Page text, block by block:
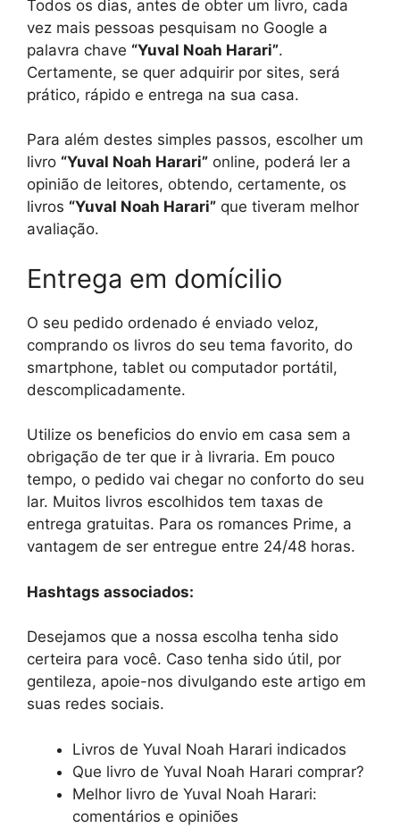
Todos os dias, antes de obter um livro, cada
vez mais pessoas pesquisam no Google a
palavra chave “Yuval Noah Harari”.
Certamente, se quer adquirir por sites, será
prático, rápido e entrega na sua casa.
Para além destes simples passos, escolher um
livro “Yuval Noah Harari” online, poderá ler a
opinião de leitores, obtendo, certamente, os
livros “Yuval Noah Harari” que tiveram melhor
avaliação.
Entrega em domícilio
O seu pedido ordenado é enviado veloz,
comprando os livros do seu tema favorito, do
smartphone, tablet ou computador portátil,
descomplicadamente.
Utilize os beneficios do envio em casa sem a
obrigação de ter que ir à livraria. Em pouco
tempo, o pedido vai chegar no conforto do seu
lar. Muitos livros escolhidos tem taxas de
entrega gratuitas. Para os romances Prime, a
vantagem de ser entregue entre 24/48 horas.
Hashtags associados:
Desejamos que a nossa escolha tenha sido
certeira para você. Caso tenha sido útil, por
gentileza, apoie-nos divulgando este artigo em
suas redes sociais.
Livros de Yuval Noah Harari indicados
Que livro de Yuval Noah Harari comprar?
Melhor livro de Yuval Noah Harari:
comentários e opiniões